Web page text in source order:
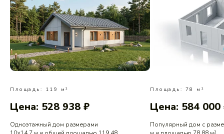
Площадь: 119 м²
Цена: 528 938 ₽
Одноэтажный дом размерами
Площадь: 78 м²
Цена: 584 000
Популярный дом с